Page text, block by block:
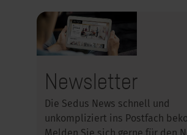
Newsletter
Die Sedus News schnell und
unkompliziert ins Postfach